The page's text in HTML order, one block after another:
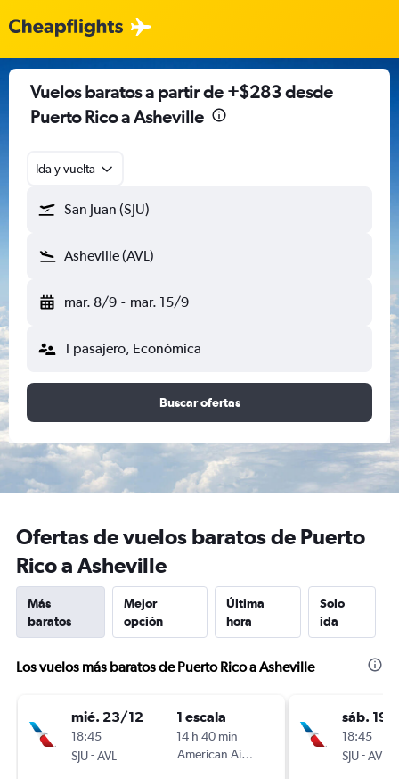
Vuelos baratos a partir de +$283 desde
Puerto Rico a Asheville
Ida y vuelta
San Juan (SJU)
Asheville (AVL)
mar. 8/9 - mar. 15/9
1 pasajero, Económica
Buscar ofertas
Ofertas de vuelos baratos de Puerto
Rico a Asheville
Más
baratos
Mejor
opción
Última
hora
Solo
ida
Los vuelos más baratos de Puerto Rico a Asheville
mié. 23/12
18:45
SJU-AVL
1 escala
14 h 40 min
American Airlines
sáb. 19/
18:45
SJU-AVL